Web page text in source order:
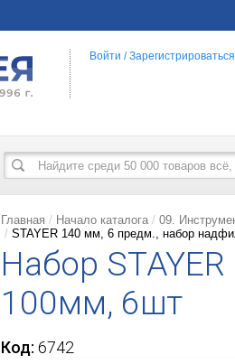
Войти /Зарегистрироваться
Главная Начало каталога 09.
STAYER 140 мм, 6 предм., набор
Набор
100мм, 6шт
Код: 6742